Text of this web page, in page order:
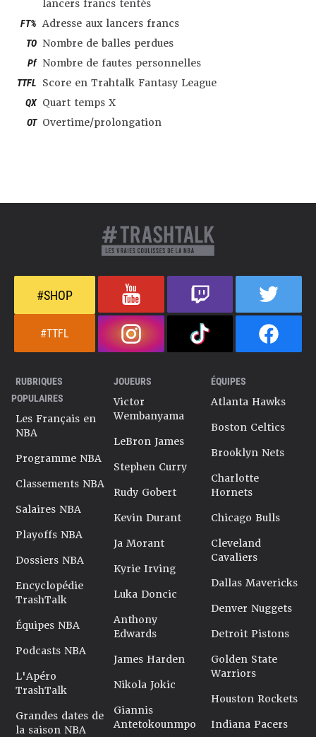
lancers francs tentés
FT% Adresse aux lancers francs
TO Nombre de balles perdues
Pf Nombre de fautes personnelles
TTFL Score en Trahtalk Fantasy League
QX Quart temps X
OT Overtime/prolongation
#SHOP
#TTFL
RUBRIQUES
POPULAIRES
Les Français en
NBA
Programme NBA
Classements NBA
Salaires NBA
Playoffs NBA
Dossiers NBA
Encyclopédie
TrashTalk
Équipes NBA
Podcasts NBA
L'Apéro
TrashTalk
Grandes dates de
la saison NBA
JOUEURS
Victor
Wembanyama
LeBron James
Stephen Curry
Rudy Gobert
Kevin Durant
Ja Morant
Kyrie Irving
Luka Doncic
Anthony
Edwards
James Harden
Nikola Jokic
Giannis
Antetokounmpo
ÉQUIPES
Atlanta Hawks
Boston Celtics
Brooklyn Nets
Charlotte
Hornets
Chicago Bulls
Cleveland
Cavaliers
Dallas Mavericks
Denver Nuggets
Detroit Pistons
Golden State
Warriors
Houston Rockets
Indiana Pacers